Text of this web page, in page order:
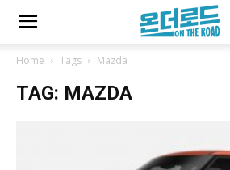
Home Tags Mazda
TAG: MAZDA